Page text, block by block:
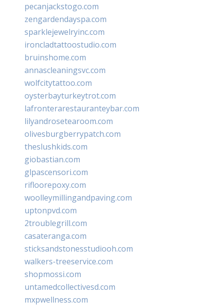
pecanjackstogo.com
zengardendayspa.com
sparklejewelryinc.com
ironcladtattoostudio.com
bruinshome.com
annascleaningsvc.com
wolfcitytattoo.com
oysterbayturkeytrot.com
lafronterarestauranteybar.com
lilyandrosetearoom.com
olivesburgberrypatch.com
theslushkids.com
giobastian.com
glpascensori.com
rifloorepoxy.com
woolleymillingandpaving.com
uptonpvd.com
2troublegrill.com
casateranga.com
sticksandstonesstudiooh.com
walkers-treeservice.com
shopmossi.com
untamedcollectivesd.com
mxpwellness.com